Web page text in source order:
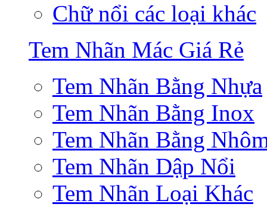
Chữ nổi các loại khác
Tem Nhãn Mác Giá Rẻ
Tem Nhãn Bằng Nhựa
Tem Nhãn Bằng Inox
Tem Nhãn Bằng
Tem Nhãn Dập Nổi
Tem Nhãn Loại Khác